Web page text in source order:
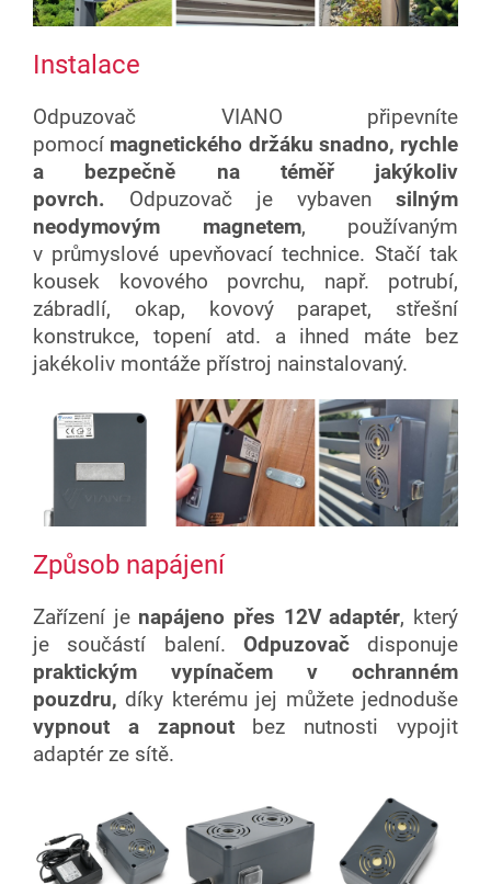
Instalace
Odpuzovač VIANO připevníte
pomocí magnetického držáku snadno, rychle
a bezpečně na téměř jakýkoliv
povrch. Odpuzovač je vybaven silným
neodymovým magnetem, používaným
v průmyslové upevňovací technice. Stačí tak
kousek kovového povrchu, např. potrubí,
zábradlí, okap, kovový parapet, střešní
konstrukce, topení atd. a ihned máte bez
jakékoliv montáže přístroj nainstalovaný.
Způsob napájení
Zařízení je napájeno přes 12V adaptér, který
je součástí balení. Odpuzovačdisponuje
praktickým vypínačem v ochranném
pouzdru, díky kterému jej můžete jednoduše
vypnout a zapnoutbez nutnosti vypojit
adaptér ze sítě.